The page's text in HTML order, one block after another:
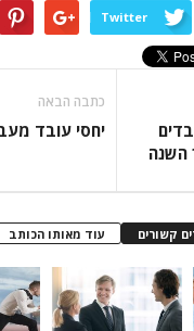
יחסי עובד מעביד לאן?
עוד מאותו הכותב